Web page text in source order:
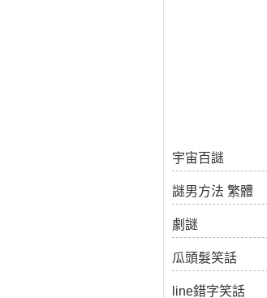
宇宙百謎
謎男方法 繁體
劇謎
瓜頭髮笑話
line錯字笑話